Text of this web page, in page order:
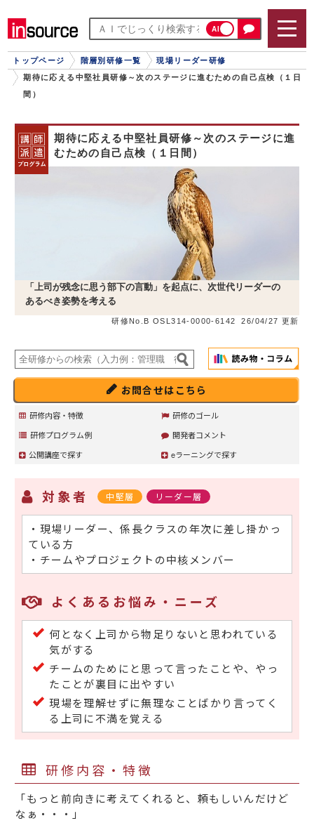
AI
トップページ 階層別研修一覧
現場リーダー研修
期待に応える中堅社員研修～次のステージに進むための自己点検（１日
間）
期待に応える中堅社員研修～次のステージに進
むための自己点検（１日間）
「上司が残念に思う部下の言動」を起点に、次世代リーダーの
あるべき姿勢を考える
研修No.B OSL314-0000-6142 26/04/27 更新
お問合せはこちら
研修内容・特徴
研修のゴール
研修プログラム例
開発者コメント
公開講座で探す
eラーニングで探す
対象者 中堅層 リーダー層
・現場リーダー、係長クラスの年次に差し掛かっ
ている方
・チームやプロジェクトの中核メンバー
よくあるお悩み・ニーズ
何となく上司から物足りないと思われている
気がする
チームのためにと思って言ったことや、やっ
たことが裏目に出やすい
現場を理解せずに無理なことばかり言ってく
る上司に不満を覚える
研修内容・特徴
「もっと前向きに考えてくれると、頼もしいんだけど
なぁ・・・」